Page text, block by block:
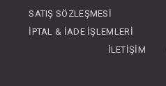
SATIŞ SÖZLEŞMESI
İPTAL & İADE İŞLEMLERI
İLETIŞIM